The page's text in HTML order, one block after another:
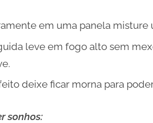
em uma panela misture
leve em fogo alto sem
deixe ficar morna para
sonhos: